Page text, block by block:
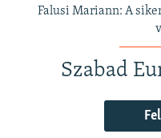
Falusi Mariann: A
Szabad